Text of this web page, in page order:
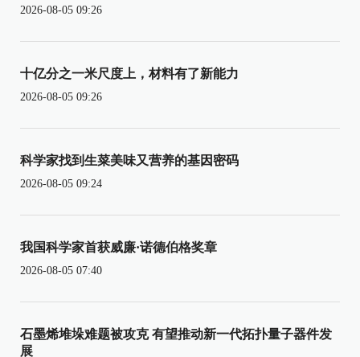
2026-08-05 09:26
十亿分之一米尺度上，材料有了新能力
2026-08-05 09:26
科学家找到生菜美味又营养的基因密码
2026-08-05 09:24
我国科学家首获威廉·诺德伯格奖章
2026-08-05 07:40
石墨烯堆垛难题被攻克 有望推动新一代拓扑量子器件发
展